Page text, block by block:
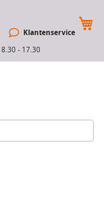
Klantenservice
- 17.30